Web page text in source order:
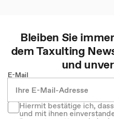
Bleiben Sie
demTaxulting
und
E-Mail
Hiermit bestätige ich,
und mit ihnen